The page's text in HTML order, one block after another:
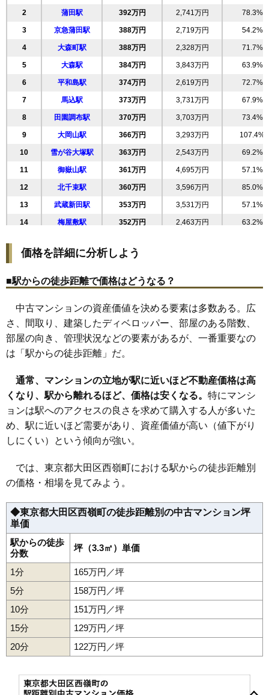
(75.1万円/㎡~80.9万円/㎡)
マンションナビで
無料一括査定をする
由寿マンション
交通
（11分）
相場 920万円～1,120万円
(18.4万円/㎡~22.4万円/㎡)
無料一括査定をする
20 南千束 345万円 6,201万円 58.7%
21 田園調布 343万円 4,463万円 67.5%
22 萩中 342万円 6,148万円 89.0%
23 新蒲田 340万円 5,096万円 66.6%
24 南馬込 339万円 3,053万円 66.0%
25 西糀谷 336万円 4,366万円 67.6%
26 東嶺町 334万円 4,179万円 64.1%
27 大森本町 332万円 4,984万円 75.8%
28 上池台 330万円 3,955万円 90.0%
29 仲池上 328万円 4,262万円 56.3%
30 東雪谷 326万円 4,886万円 57.0%
31 南雪谷 323万円 3,870万円 72.4%
32 田園調布南 318万円 5,080万円 59.4%
34 矢口 317万円
35 大森西 315万円
37 蒲田本町 313万円 5,630万円 68.3%
38 6,529万円
39 久が原 305万円
41 西六郷 289万円 5,208万円 66.5%
42 多摩川 280万円 4,203万円 103.0%
43 270万円 4,852万円
田園調布本町 269万円
46 東六郷 260万円 3,901万円 84.9%
47 中央 260万円
48 西嶺町 253万円 3,285万円 60.4%
49
50 北糀谷
51
52 大森南 215万円
2 蒲田駅 392万円 2,741万円 78.3%
3 京急蒲田駅 388万円 2,719万円 54.2%
4 大森町駅 388万円 2,328万円 71.7%
5 大森駅 384万円 3,843万円 63.9%
6 平和島駅 374万円 2,619万円 72.7%
7 馬込駅 373万円 3,731万円 67.9%
8 田園調布駅 370万円 3,703万円 73.4%
9 大岡山駅 366万円 3,293万円 107.4%
10 雪が谷大塚駅 363万円 2,543万円 69.2%
11 御嶽山駅 361万円 4,695万円 57.1%
12 北千束駅 360万円 3,596万円 85.0%
13 武蔵新田駅 353万円 3,531万円 57.1%
14 梅屋敷駅 352万円 2,463万円 63.2%
16 下丸子駅 342万円
17 池上駅 335万円
19 長原駅 329万円 3,952万円 98.2%
20 西馬込駅 328万円 3,938万円 61.6%
21 洗足池駅 327万円 4,248万円 102.4%
23 沼部駅 318万円 5,088万円 59.2%
24 石川台駅 317万円 4,758万円 79.1%
25 鵜の木駅 315万円 4,722万円 59.1%
26 矢口渡駅 300万円 3,903万円 92.2%
28 穴守稲荷駅 288万円 2,591万円 148.9%
29 大鳥居駅 286万円
30 昭和島駅 281万円 1,687万円 111.8%
31 雑色駅 270万円 4,320万円 72.1%
多摩川駅
価格を詳細に分析しよう
■駅からの徒歩距離で価格はどうなる？
中古マンションの資産価値を決める要素は多数ある。広
さ、間取り、建築したディベロッパー、部屋のある階数、
部屋の向き、管理状況などの要素があるが、一番重要なの
は「駅からの徒歩距離」だ。
通常、マンションの立地が駅に近いほど不動産価格は高
くなり、駅から離れるほど、価格は安くなる。 特にマンシ
ョンは駅へのアクセスの良さを求めて購入する人が多いた
め、駅に近いほど需要があり、資産価値が高い（値下がり
しにくい）という傾向が強い。
では、東京都大田区西嶺町における駅からの徒歩距離別
の価格・相場を見てみよう。
◆東京都大田区西嶺町の徒歩距離別の中古マンション坪
単価
駅からの徒歩
分数
坪（3.3㎡）単価
1分
165万円／坪
5分
158万円／坪
10分
151万円／坪
15分
129万円／坪
20分
122万円／坪
池上石川町鵜の木大森北
大森南蒲田蒲田本町上池台北糀谷
大森駅蒲田駅田園調布駅多摩川駅